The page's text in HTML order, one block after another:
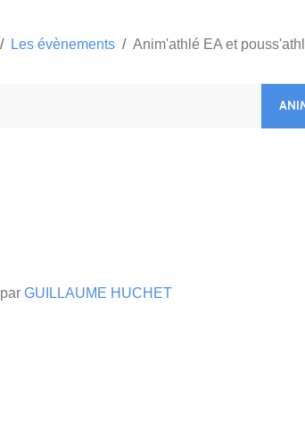
Les évènements Anim'athlé EA et
par GUILLAUME HUCHET